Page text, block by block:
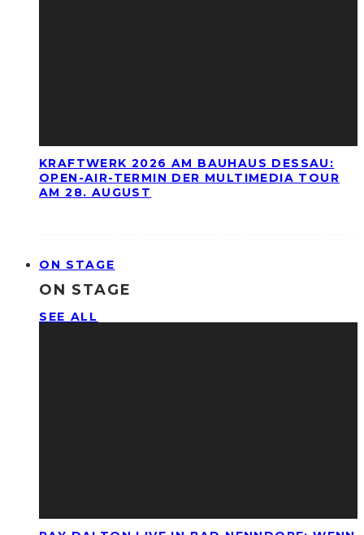
KRAFTWERK 2026 AM BAUHAUS DESSAU:
OPEN-AIR-TERMIN DER MULTIMEDIA TOUR
AM 28. AUGUST
ON STAGE
ON STAGE
SEE ALL